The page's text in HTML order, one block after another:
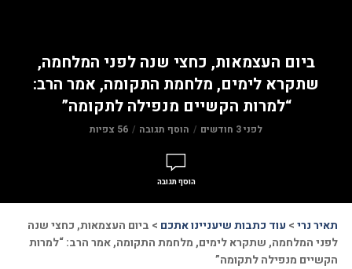
ביום העצמאות, כחצי שנה לפני המלחמה,
שתקרא לימים, מלחמת התקומה, אמר הרב:
“למרות הקשיים מנפילה לתקומה”
לפני 3 חודשים הוסף תגובה 56 צפיות
הוסף תגובה
תאיר נרי> עוד כתבות שיעניינו אתכם > ביום העצמאות, כחצי שנה
לפני המלחמה, שתקרא לימים, מלחמת התקומה, אמר הרב: “למרות
הקשיים מנפילה לתקומה”